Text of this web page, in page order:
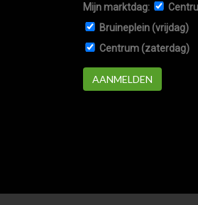
Mijn marktdag:
Bruineplein (vrijdag)
Centrum (zaterdag)
AANMELDEN